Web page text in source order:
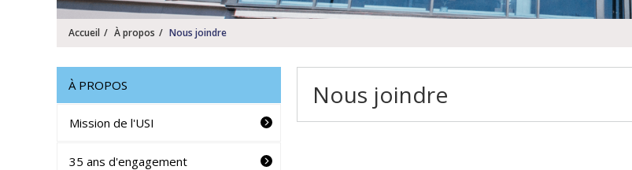
Accueil À propos Nous joindre
Nous joindre
À PROPOS
Mission de l'USI
35 ans d'engagement